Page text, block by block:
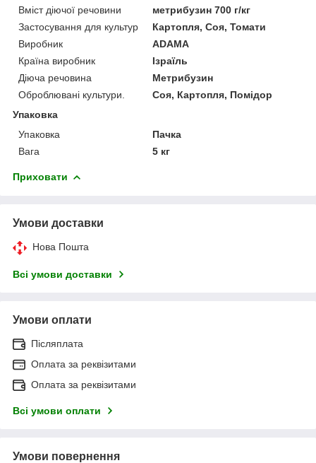
Вміст діючої речовини
метрибузин 700 г/кг
Застосування для культур
Картопля, Соя, Томати
Виробник
ADAMA
Країна виробник
Ізраїль
Діюча речовина
Метрибузин
Оброблювані культури.
Соя, Картопля, Помідор
Упаковка
Упаковка
Пачка
Вага
5 кг
Приховати
Умови доставки
Нова Пошта
Всі умови доставки
Умови оплати
Післяплата
Оплата за реквізитами
Оплата за реквізитами
Всі умови оплати
Умови повернення